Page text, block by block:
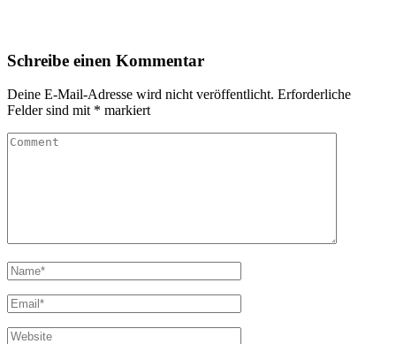
Schreibe einen Kommentar
Deine E-Mail-Adresse wird nicht veröffentlicht. Erforderliche
Felder sind mit * markiert